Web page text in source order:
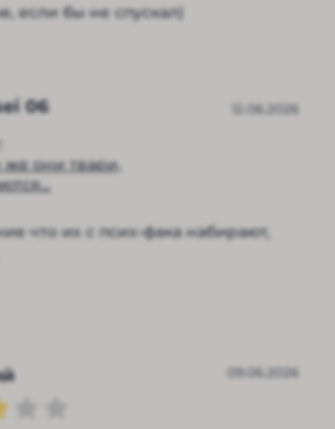
если бы не спускал)
06
же они твари,
12.06.2026
что их с псих-фака набирают,
09.06.2026